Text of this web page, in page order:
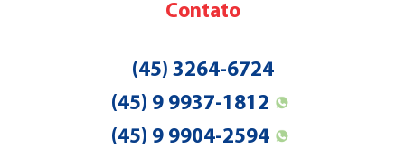
Contato
(45) 3264-6724
(45) 9 9937-1812
(45) 9 9904-2594